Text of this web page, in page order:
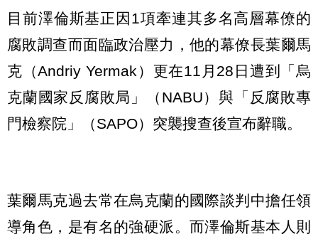
目前澤倫斯基正因1項牽連其多名高層幕僚的
腐敗調查而面臨政治壓力，他的幕僚長葉爾馬
克（Andriy Yermak）更在11月28日遭到「烏
克蘭國家反腐敗局」（NABU）與「反腐敗專
門檢察院」（SAPO）突襲搜查後宣布辭職。
葉爾馬克過去常在烏克蘭的國際談判中擔任領
導角色，是有名的強硬派。而澤倫斯基本人則